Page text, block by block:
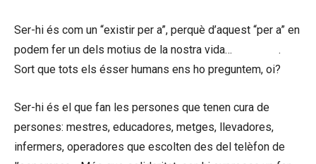
Ser-hi és com un “existir per a”, perquè d’aquest “per a” en
podem fer un dels motius de la nostra vida…
.
Sort que tots els ésser humans ens ho preguntem, oi?
Ser-hi és el que fan les persones que tenen cura de
persones: mestres, educadores, metges, llevadores,
infermers, operadores que escolten des del telèfon de